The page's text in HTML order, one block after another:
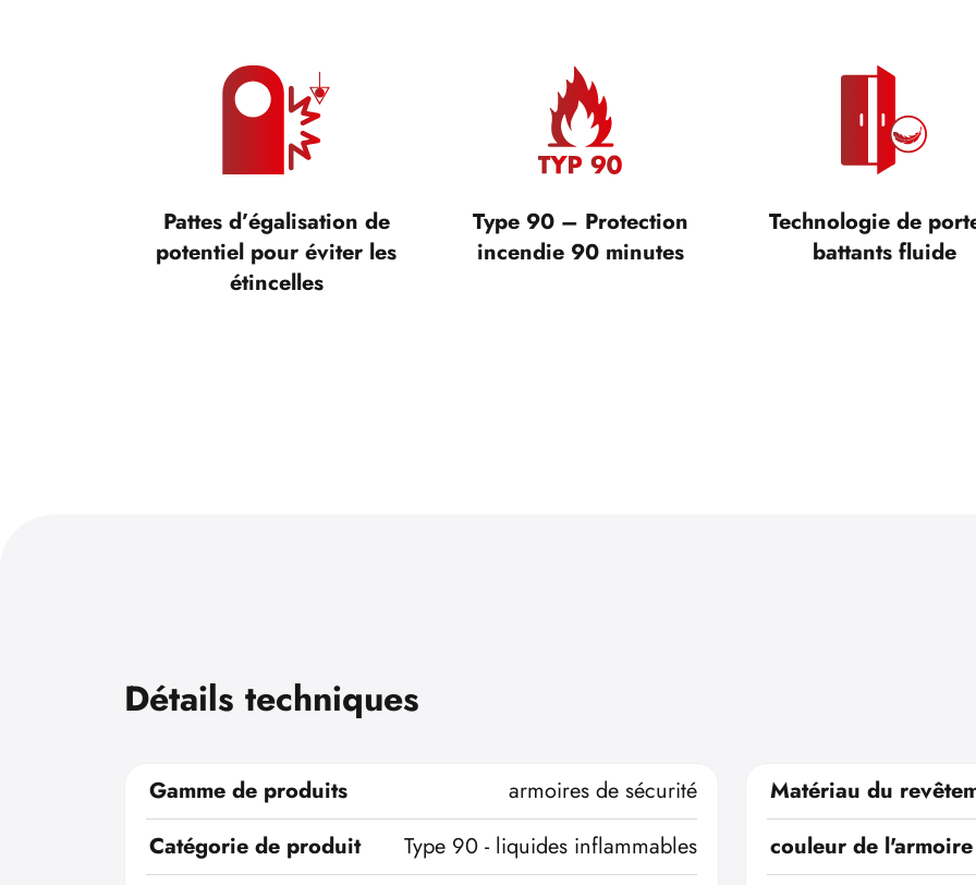
Pattes d’égalisation de
potentiel pour éviter les
étincelles
Type 90 – Protection
incendie 90 minutes
Technologie de
battants fluide
Détails techniques
Gamme de produits
armoires de sécurité
Catégorie de produit
Type 90 - liquides inflammables
Matériau du
couleur de l'armoire